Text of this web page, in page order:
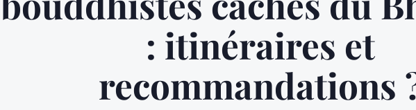
: itinéraires et
recommandations